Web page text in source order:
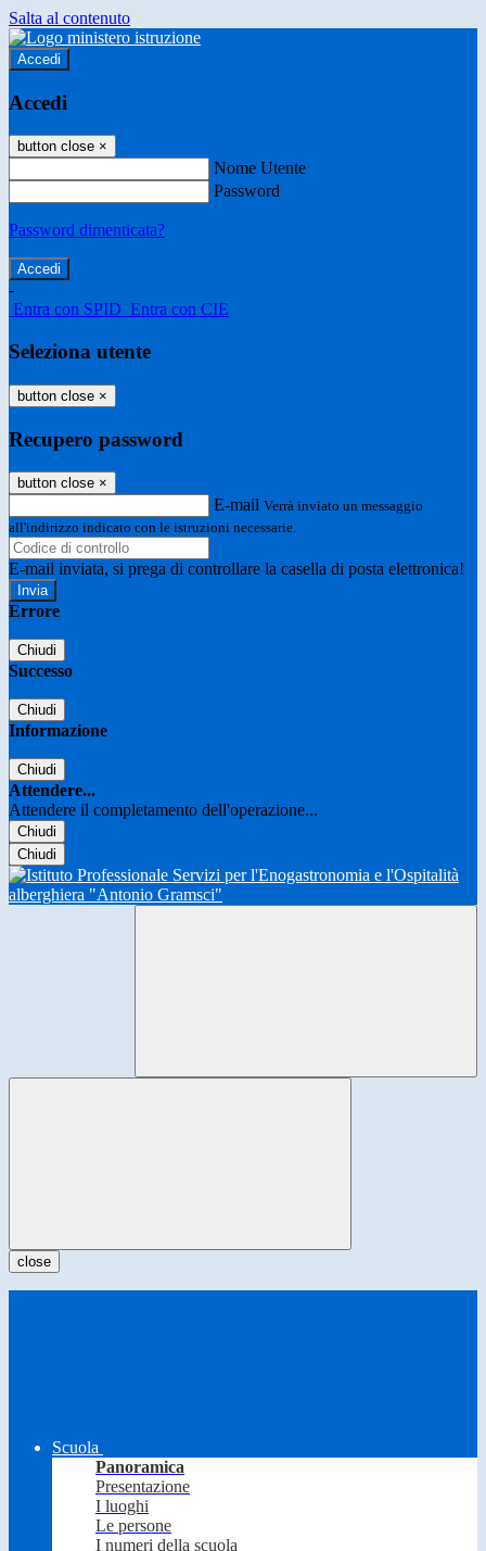
Salta al contenuto
Accedi
Accedi
button close ×
Nome Utente
Password
Password dimenticata?
-
Entra con SPID Entra con CIE
Seleziona utente
button close ×
Recupero password
button close ×
E-mail Verrà inviato un messaggio
all'indirizzo indicato con le istruzioni necessarie.
E-mail inviata, si prega di controllare la casella di posta elettronica!
Errore
Chiudi
Successo
Chiudi
Informazione
Chiudi
Attendere...
Attendere il completamento dell'operazione...
Chiudi
Chiudi
close
Scuola
Panoramica
Presentazione
I luoghi
Le persone
I numeri della scuola